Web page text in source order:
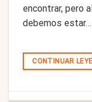
encontrar, pero
debemos estar…
CONTINUAR